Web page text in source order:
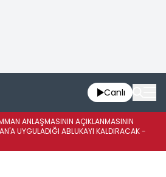
Canlı
ANLAŞMASININ AÇIKLANMASININ
UYGULADIĞI ABLUKAYI KALDIRACAK -